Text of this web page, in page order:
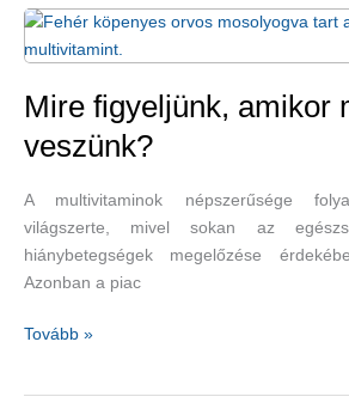
és
italok
Mire figyeljünk, amikor
veszünk?
A multivitaminok népszerűsége
világszerte, mivel sokan az
hiánybetegségek megelőzése
Azonban a piac
Mire
Tovább »